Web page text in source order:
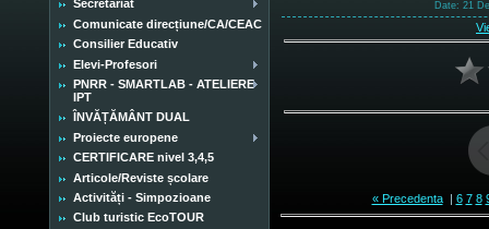
Secretariat
Comunicate direcțiune/CA/CEAC
Consilier Educativ
Elevi-Profesori
PNRR - SMARTLAB - ATELIERE
IPT
ÎNVĂȚĂMÂNT DUAL
Proiecte europene
CERTIFICARE nivel 3,4,5
Articole/Reviste școlare
Activități - Simpozioane
Club turistic EcoTOUR
Date: 21
« Precedenta| 6 7 8